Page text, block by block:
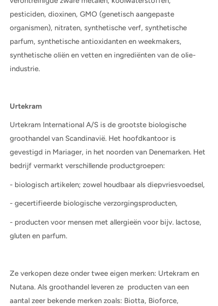
pesticiden, dioxinen, GMO (genetisch aangepaste
organismen), nitraten, synthetische verf, synthetische
parfum, synthetische antioxidanten en weekmakers,
synthetische oliën en vetten en ingrediënten van de olie-
industrie.
Urtekram
Urtekram International A/S is de grootste biologische
groothandel van Scandinavië. Het hoofdkantoor is
gevestigd in Mariager, in het noorden van Denemarken. Het
bedrijf vermarkt verschillende productgroepen:
- biologisch artikelen; zowel houdbaar als diepvriesvoedsel,
- gecertifieerde biologische verzorgingsproducten,
- producten voor mensen met allergieën voor bijv. lactose,
gluten en parfum.
Ze verkopen deze onder twee eigen merken: Urtekram en
Nutana. Als groothandel leveren ze producten van een
aantal zeer bekende merken zoals: Biotta, Bioforce,